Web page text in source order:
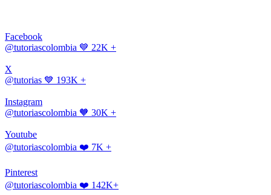
Facebook
@tutoriascolombia 💙 22K +
X
@tutorias 💙 193K +
Instagram
@tutoriascolombia 🧡 30K +
Youtube
@tutoriascolombia ❤️ 7K +
Pinterest
@tutoriascolombia ❤️ 142K+